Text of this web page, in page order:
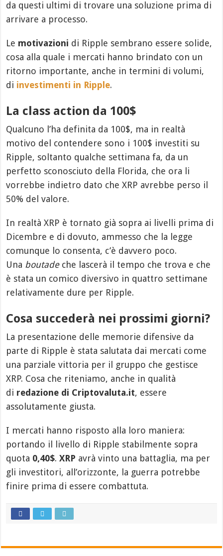
da questi ultimi di trovare una soluzione prima di
arrivare a processo.
Le motivazioni di Ripple sembrano essere solide,
cosa alla quale i mercati hanno brindato con un
ritorno importante, anche in termini di volumi,
di investimenti in Ripple.
La class action da 100$
Qualcuno l’ha definita da 100$, ma in realtà
motivo del contendere sono i 100$ investiti su
Ripple, soltanto qualche settimana fa, da un
perfetto sconosciuto della Florida, che ora li
vorrebbe indietro dato che XRP avrebbe perso il
50% del valore.
In realtà XRP è tornato già sopra ai livelli prima di
Dicembre e di dovuto, ammesso che la legge
comunque lo consenta, c’è davvero poco.
Una boutadeche lascerà il tempo che trova e che
è stata un comico diversivo in quattro settimane
relativamente dure per Ripple.
Cosa succederà nei prossimi giorni?
La presentazione delle memorie difensive da
parte di Ripple è stata salutata dai mercati come
una parziale vittoria per il gruppo che gestisce
XRP. Cosa che riteniamo, anche in qualità
di redazione di Criptovaluta.it, essere
assolutamente giusta.
I mercati hanno risposto alla loro maniera:
portando il livello di Ripple stabilmente sopra
quota 0,40$. XRP avrà vinto una battaglia, ma per
gli investitori, all’orizzonte, la guerra potrebbe
finire prima di essere combattuta.